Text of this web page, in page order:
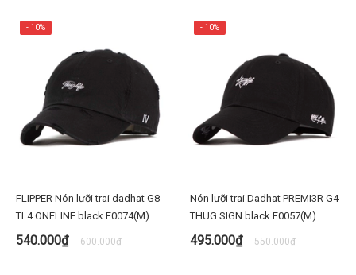
- 10%
FLIPPER Nón lưỡi trai dadhat G8
TL4 ONELINE black F0074(M)
540.000₫ 600.000₫
- 10%
Nón lưỡi trai Dadhat PREMI3R G4
THUG SIGN black F0057(M)
495.000₫ 550.000₫